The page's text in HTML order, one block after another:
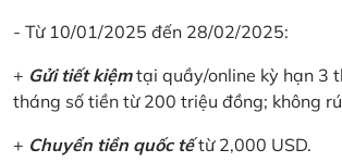
- Từ 10/01/2025 đến 28/02/2025:
+ Gửi tiết kiệmtại quầy/online kỳ hạn 3
tháng số tiền từ 200 triệu đồng; không
+ Chuyển tiền quốc tếtừ 2,000 USD.